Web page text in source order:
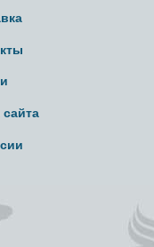
сайта